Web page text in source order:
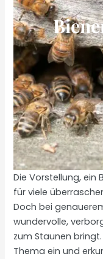
Die Vorstellung, ein
für viele
Doch bei
wundervolle,
zum Staunen
Thema ein und